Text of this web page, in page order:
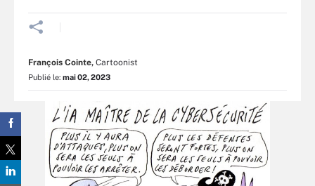
François Cointe, Cartoonist
Publié le: mai 02, 2023